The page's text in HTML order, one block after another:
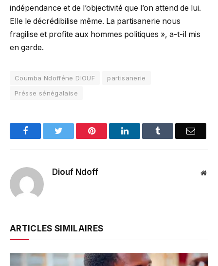
indépendance et de l’objectivité que l’on attend de lui.
Elle le décrédibilise même. La partisanerie nous
fragilise et profite aux hommes politiques », a-t-il mis
en garde.
Coumba Ndofféne DIOUF
partisanerie
Présse sénégalaise
FacebookTwitter Pinterest LinkedInTumblr Email
Diouf Ndoff
ARTICLES SIMILAIRES